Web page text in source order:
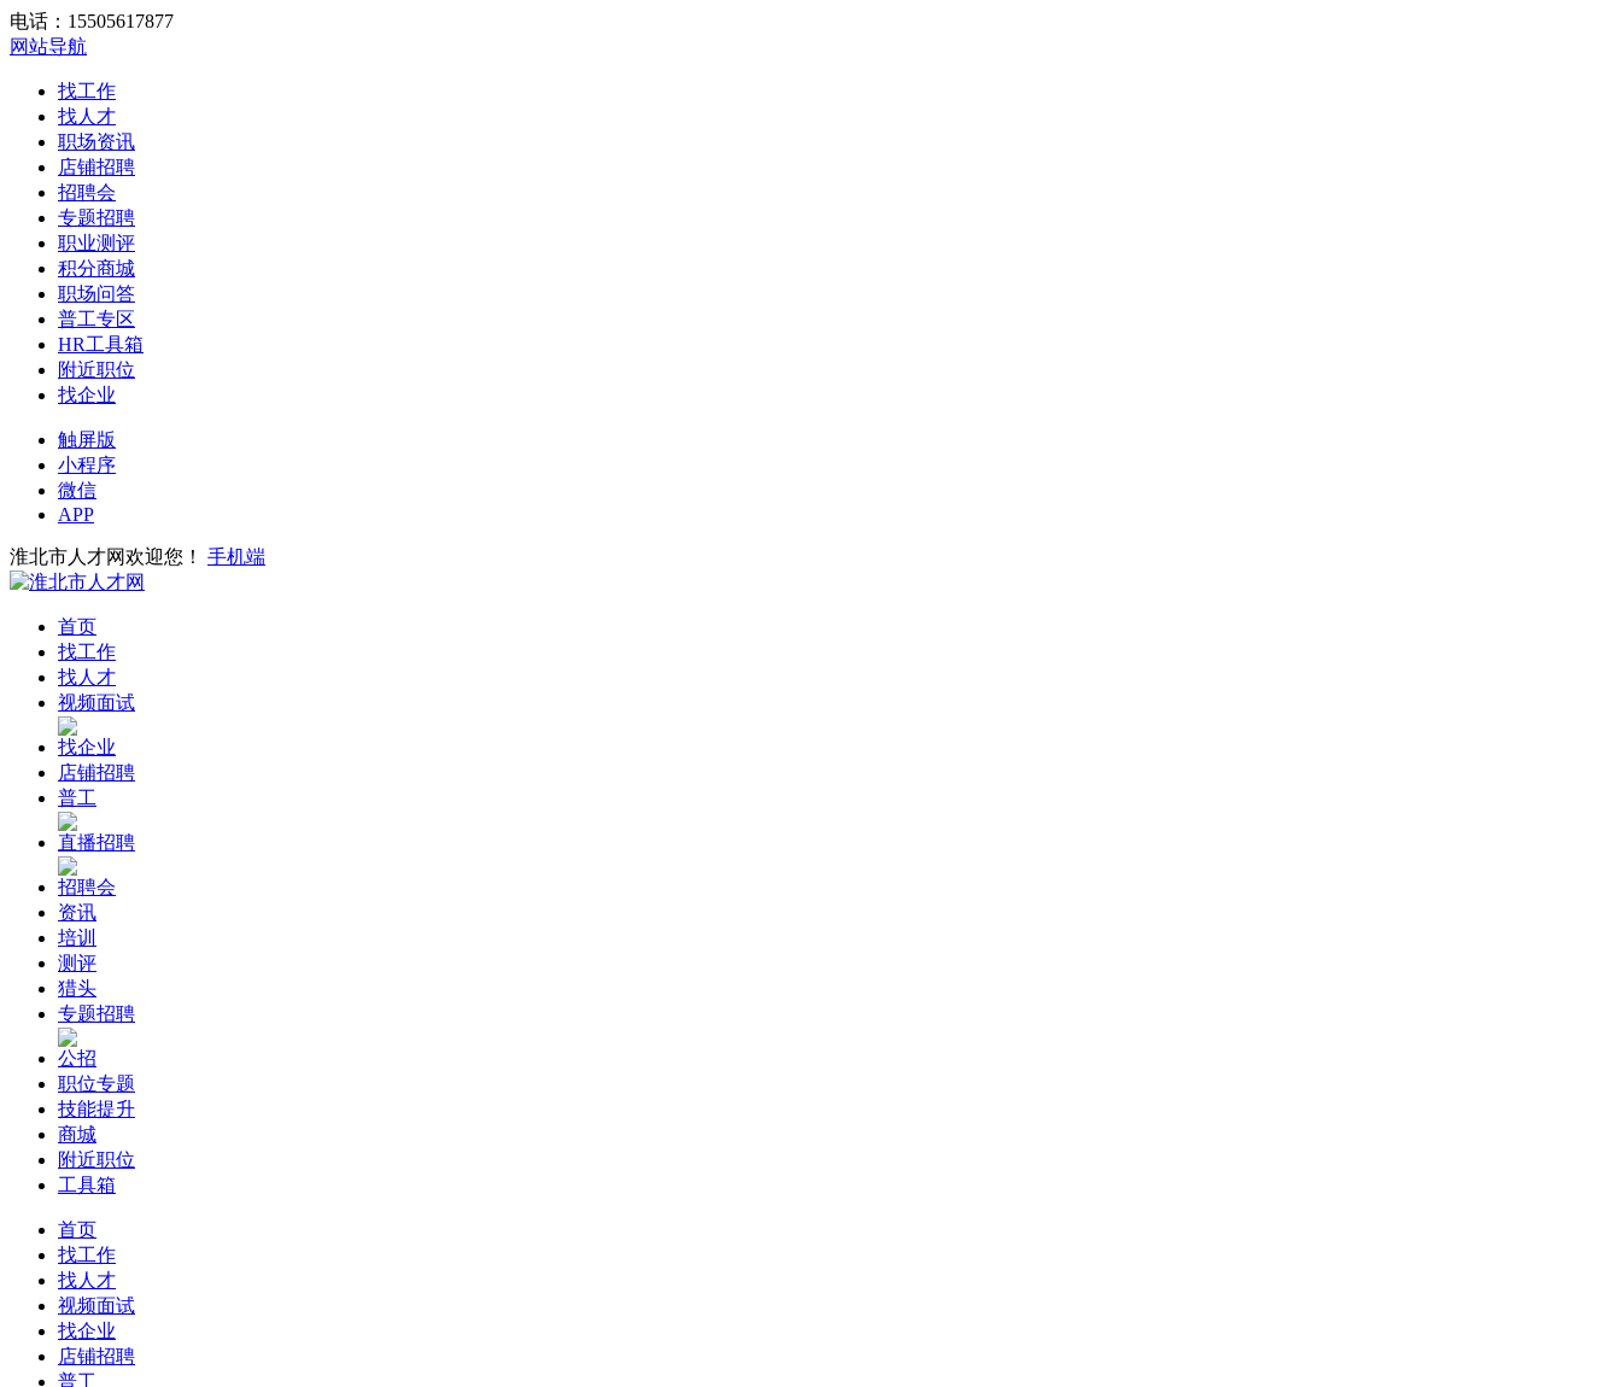
电话：15505617877
网站导航
找工作
找人才
职场资讯
店铺招聘
招聘会
专题招聘
职业测评
积分商城
职场问答
普工专区
HR工具箱
附近职位
找企业
触屏版
小程序
微信
APP
淮北市人才网欢迎您！ 手机端
首页
找工作
找人才
视频面试
找企业
店铺招聘
普工
直播招聘
招聘会
资讯
培训
测评
猎头
专题招聘
公招
职位专题
技能提升
商城
附近职位
工具箱
首页
找工作
找人才
视频面试
找企业
店铺招聘
普工